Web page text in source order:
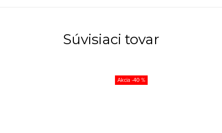
Súvisiaci tovar
-40 %